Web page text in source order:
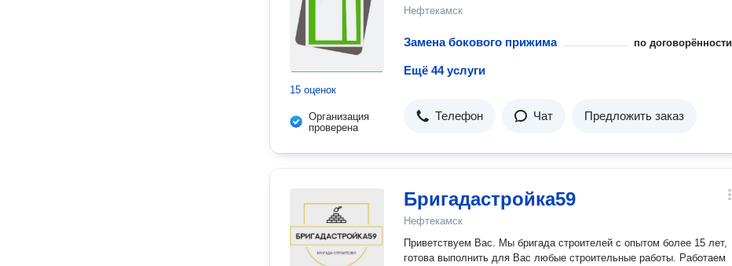
15 оценок
Организация
проверена
Нефтекамск
Замена бокового прижима по договорённости
Ещё 44 услуги
Телефон Чат Предложить заказ
Бригадастройка59
Нефтекамск
Приветствуем Вас. Мы бригада строителей с опытом более 15 лет,
готова выполнить для Вас любые строительные работы. Работаем